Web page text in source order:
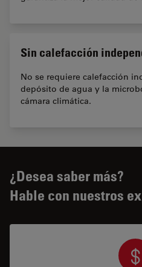
Sin calefacción
No se requiere calefacción
depósito de agua y la
cámara climática.
¿Desea saber más?
Hable con nuestros